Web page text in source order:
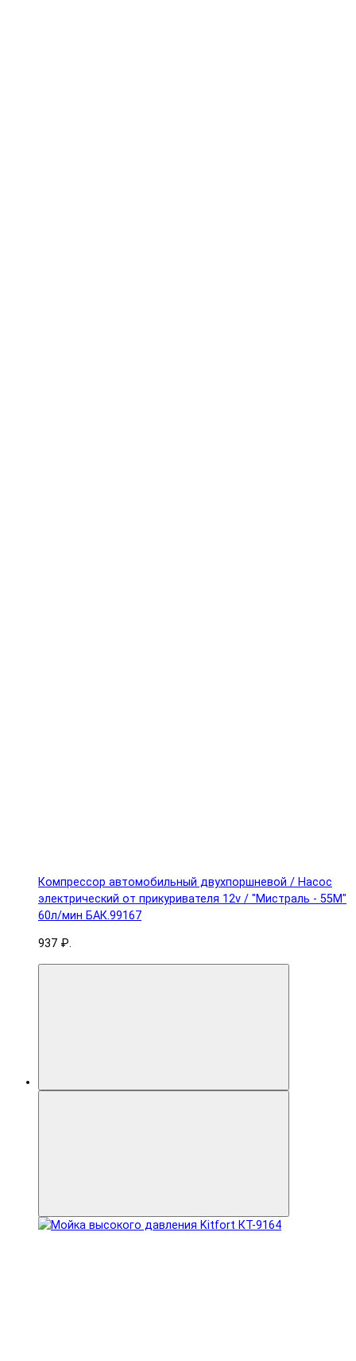
Компрессор автомобильный двухпоршневой / Насос
электрический от прикуривателя 12v / "Мистраль - 55М"
60л/мин БАК.99167
937 ₽.